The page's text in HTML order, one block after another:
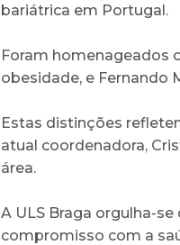
bariátrica em Portugal.
Foram homenageados
obesidade, e Fernando
Estas distinções
atual coordenadora,
área.
A ULS Braga orgulha-
compromisso com a